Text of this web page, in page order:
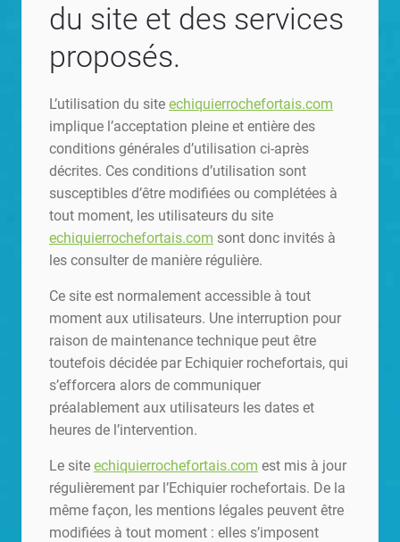
du site et des services
proposés.
L’utilisation du site echiquierrochefortais.com
implique l’acceptation pleine et entière des
conditions générales d’utilisation ci-après
décrites. Ces conditions d’utilisation sont
susceptibles d’être modifiées ou complétées à
tout moment, les utilisateurs du site
echiquierrochefortais.com sont donc invités à
les consulter de manière régulière.
Ce site est normalement accessible à tout
moment aux utilisateurs. Une interruption pour
raison de maintenance technique peut être
toutefois décidée par Echiquier rochefortais, qui
s’efforcera alors de communiquer
préalablement aux utilisateurs les dates et
heures de l’intervention.
Le site echiquierrochefortais.com est mis à jour
régulièrement par l’Echiquier rochefortais. De la
même façon, les mentions légales peuvent être
modifiées à tout moment : elles s’imposent